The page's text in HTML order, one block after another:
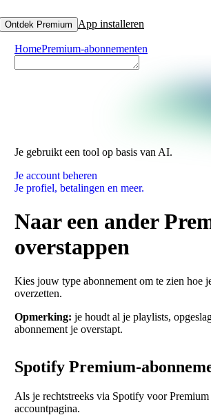
Ontdek Premium App installeren
HomePremium-abonnementen
Je gebruikt een tool op basis van AI.
Je account beheren
Je profiel, betalingen en meer.
Naar een ander
overstappen
Kies jouw type abonnement om te zien hoe
overzetten.
Opmerking: je houdt al je playlists,
abonnement je overstapt.
Spotify Premium-
Als je rechtstreeks via Spotify voor
accountpagina.